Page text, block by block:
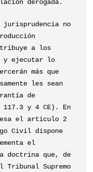
derogada.
jurisprudencia no
a los
y ejecutar lo
más que
les sean
de
y 4 CE). En
el articulo 2
Civil dispone
el
doctrina que, de
Tribunal Supremo